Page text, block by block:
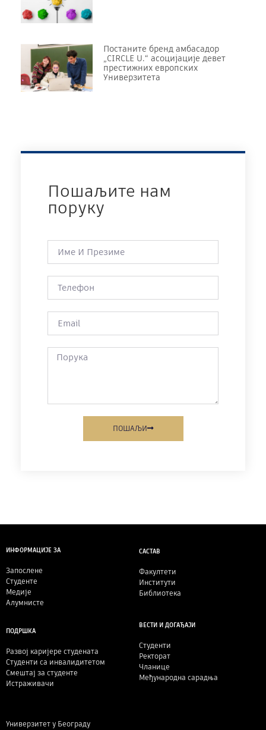
Постаните бренд амбасадор
„CIRCLE U.“ асоцијације девет
престижних европских
Универзитета
Пошаљите нам
поруку
ПОШАЉИ
ИНФОРМАЦИЈЕ ЗА
Запослене
Студенте
Медије
Алумнисте
САСТАВ
Факултети
Институти
Библиотека
ПОДРШКА
Развој каријере студената
Студенти са инвалидитетом
Смештај за студенте
Истраживачи
ВЕСТИ И ДОГАЂАЈИ
Студенти
Ректорат
Чланице
Међународна сарадња
Универзитет у Београду